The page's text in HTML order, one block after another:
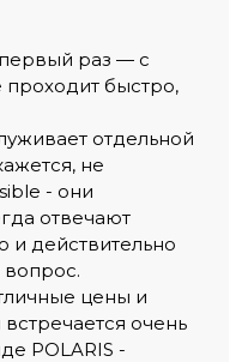
раз — с
быстро,
отдельной
не
- они
отвечают
и действительно
цены и
очень
POLARIS -